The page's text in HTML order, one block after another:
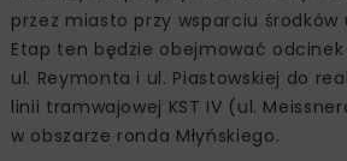
przez miasto przy wsparciu
Etap ten będzie obejmować odcinek
ul. Reymonta i ul. Piastowskiej do
linii tramwajowej KST IV (ul.
w obszarze ronda Młyńskiego.